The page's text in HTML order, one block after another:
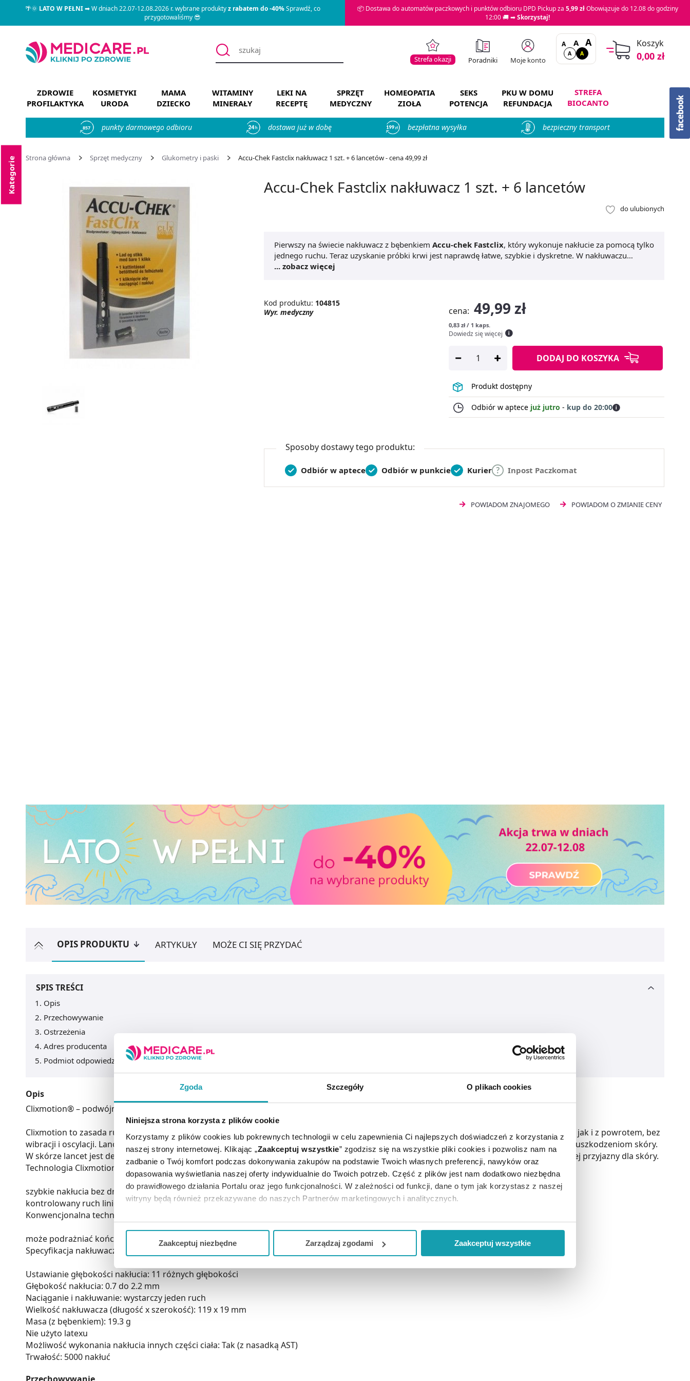
Zgoda Szczegóły O plikach cookies
Niniejsza strona korzysta z plików cookie
Korzystamy z plików cookies lub pokrewnych technologii w celu zapewnienia Ci najlepszych doświadczeń z korzystania z
naszej strony internetowej. Klikając „Zaakceptuj wszystkie” zgodzisz się na wszystkie pliki cookies i pozwolisz nam na
zadbanie o Twój komfort podczas dokonywania zakupów na podstawie Twoich własnych preferencji, nawyków oraz
dopasowania wyświetlania naszej oferty indywidualnie do Twoich potrzeb. Część z plików jest nam dodatkowo niezbędna
do prawidłowego działania Portalu oraz jego funkcjonalności. W zależności od funkcji, dane o tym jak korzystasz z naszej
witryny będą również przekazywane do naszych Partnerów marketingowych i analitycznych.
Jeżeli chcesz dostosować swoją zgodę i wybrać tylko niektóre dodatkowe funkcje, z którymi wiąże się zbieranie danych o
Ciebie danych, które nie są niezbędne dla funkcjonowania Strony. Będzie się to jednak wiązało z brakiem dostępu do
wszystkich funkcjonalności Strony.
Zaakceptuj niezbędne Zarządzaj zgodami Zaakceptuj wszystkie
🌴🌞LATO W PEŁNI➡ W dniach 22.07-12.08.2026 r. wybrane produktyz rabatem do -40%Sprawdź, co
przygotowaliśmy 😎
📦 Dostawa do automatów paczkowych i punktów odbioru DPD Pickup za 5,99 złObowiązuje do 12.08 do godziny
12:00 🚚 ➡Skorzystaj!
Strefa okazji Poradniki Moje konto
A A A
A A
Koszyk
0,00 zł
ZDROWIE
PROFILAKTYKA
KOSMETYKI
URODA
MAMA
DZIECKO
WITAMINY
MINERAŁY
LEKI NA
RECEPTĘ
SPRZĘT
MEDYCZNY
HOMEOPATIA
ZIOŁA
SEKS
POTENCJA
PKU W DOMU
REFUNDACJA
STREFA
BIOCANTO
857 punkty darmowego odbioru dostawa już w dobę bezpłatna wysyłka bezpieczny transport
Strona główna Sprzęt medyczny Glukometry i paski Accu-Chek Fastclix nakłuwacz 1 szt. + 6 lancetów - cena 49,99 zł
Kategorie Accu-Chek Fastclix nakłuwacz 1 szt. + 6 lancetów
do ulubionych
Pierwszy na świecie nakłuwacz z bębenkiem Accu-chek Fastclix, który wykonuje nakłucie za pomocą tylko
jednego ruchu. Teraz uzyskanie próbki krwi jest naprawdę łatwe, szybkie i dyskretne. W nakłuwaczu
zastosowano technologię Clixmotion®, dzięki której nakłucie jest niemal bezbolesne.
... zobacz więcej
Kod produktu: 104815
Wyr. medyczny
cena: 49,99 zł
0,83 zł / 1 kaps.
Dowiedz się więcej
DODAJ DO KOSZYKA
Produkt dostępny
Odbiór w aptece już jutro - kup do 20:00
Sposoby dostawy tego produktu:
Odbiór w aptece Odbiór w punkcie Kurier Inpost Paczkomat
POWIADOM ZNAJOMEGO POWIADOM O ZMIANIE CENY
OPIS PRODUKTU ARTYKUŁY MOŻE CI SIĘ PRZYDAĆ
SPIS TREŚCI
Opis
Przechowywanie
Ostrzeżenia
Adres producenta
Podmiot odpowiedzialny
Opis
Clixmotion® – podwójnie kierowany ruch lancetu sprawia mniej bólu.
Clixmotion to zasada ruchu lancetu z podwójnym systemem prowadzenia, co oznacza precyzyjną kontrolę ruchu lancetu zarówno do przodu, jak i z powrotem, bez
wibracji i oscylacji. Lancet wnika w skórę wyjątkowo szybkim liniowym ruchem, unikając jakichkolwiek ruchów w bok i zapobiegając zbędnym uszkodzeniom skóry.
W skórze lancet jest delikatnie zatrzymywany, a następnie natychmiast wycofywany. Ten szybki i kontrolowany ruch jest zdecydowanie bardziej przyjazny dla skóry.
Technologia Clixmotion
szybkie nakłucia bez drgań
kontrolowany ruch liniowy minimalizuje uszkodzenie naskórka
Konwencjonalna technologia
może podrażniać końcówki nerwów i sprawiać ból spowodowany drganiem lancetu
Specyfikacja nakłuwacza
Ustawianie głębokości nakłucia: 11 różnych głębokości
Głębokość nakłucia: 0.7 do 2.2 mm
Naciąganie i nakłuwanie: wystarczy jeden ruch
Wielkość nakłuwacza (długość x szerokość): 119 x 19 mm
Masa (z bębenkiem): 19.3 g
Nie użyto latexu
Możliwość wykonania nakłucia innych części ciała: Tak (z nasadką AST)
Trwałość: 5000 nakłuć